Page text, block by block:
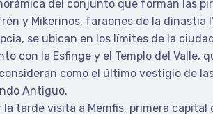
del conjunto que forman las
y Mikerinos, faraones de la dinastia
se ubican en los límites de la
con la Esfinge y el Templo del Valle,
como el último vestigio de
Antiguo.
la tarde visita a Memfis, primera